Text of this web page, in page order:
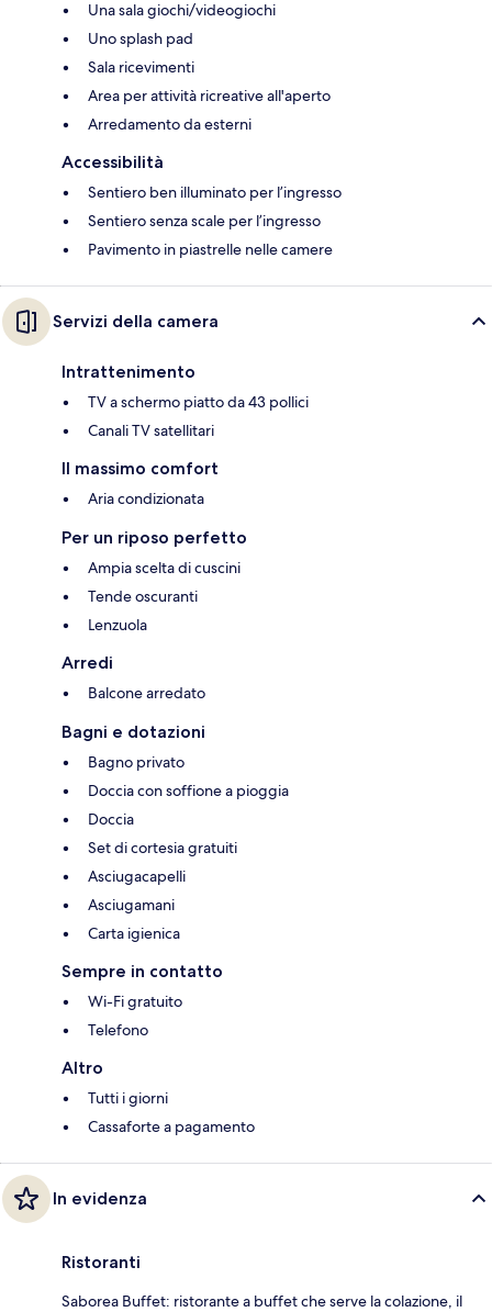
Una sala giochi/videogiochi
Uno splash pad
Sala ricevimenti
Area per attività ricreative all'aperto
Arredamento da esterni
Accessibilità
Sentiero ben illuminato per l’ingresso
Sentiero senza scale per l’ingresso
Pavimento in piastrelle nelle camere
Servizi della camera
Intrattenimento
TV a schermo piatto da 43 pollici
Canali TV satellitari
Il massimo comfort
Aria condizionata
Per un riposo perfetto
Ampia scelta di cuscini
Tende oscuranti
Lenzuola
Arredi
Balcone arredato
Bagni e dotazioni
Bagno privato
Doccia con soffione a pioggia
Doccia
Set di cortesia gratuiti
Asciugacapelli
Asciugamani
Carta igienica
Sempre in contatto
Wi-Fi gratuito
Telefono
Altro
Tutti i giorni
Cassaforte a pagamento
In evidenza
Ristoranti
Saborea Buffet: ristorante a buffet che serve la colazione, il